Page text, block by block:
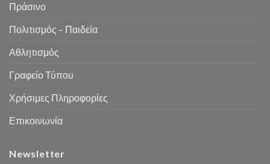
Πράσινο
Πολιτισμός – Παιδεία
Αθλητισμός
Γραφείο Τύπου
Χρήσιμες Πληροφορίες
Επικοινωνία
Newsletter